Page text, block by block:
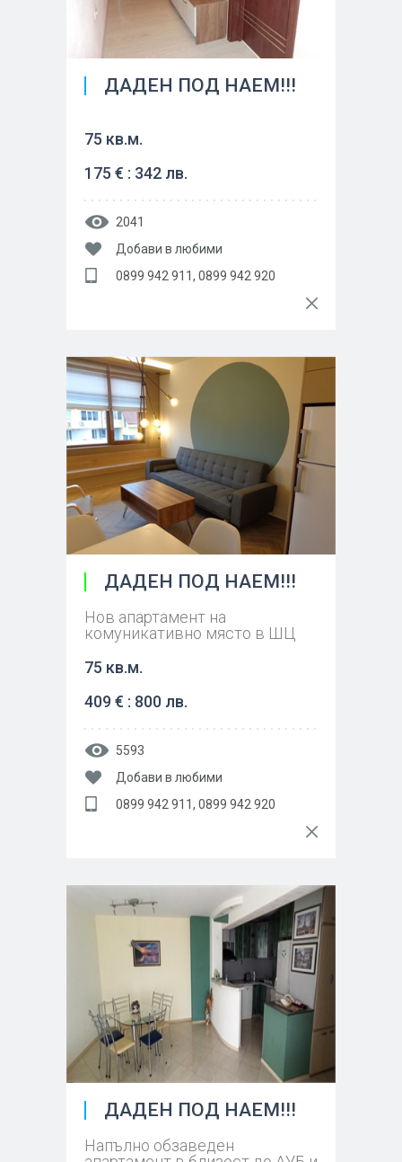
ДАДЕН ПОД НАЕМ!!!
75 кв.м.
175 € : 342 лв.
2041
Добави в любими
0899 942 911, 0899 942 920
ДАДЕН ПОД НАЕМ!!!
Нов апартамент на
комуникативно място в ШЦ
75 кв.м.
409 € : 800 лв.
5593
Добави в любими
0899 942 911, 0899 942 920
ДАДЕН ПОД НАЕМ!!!
Напълно обзаведен